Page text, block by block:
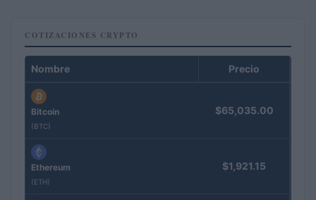
COTIZACIONES CRYPTO
Nombre Precio
Bitcoin
(BTC)
$65,035.00
Ethereum
(ETH)
$1,921.15